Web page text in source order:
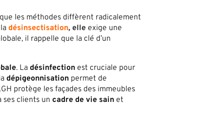
les méthodes diffèrent radicalement
désinsectisation, elle exige une
il rappelle que la clé d’un
. La désinfection est cruciale pour
dépigeonnisation permet de
protège les façades des immeubles
ses clients un cadre de vie sain et